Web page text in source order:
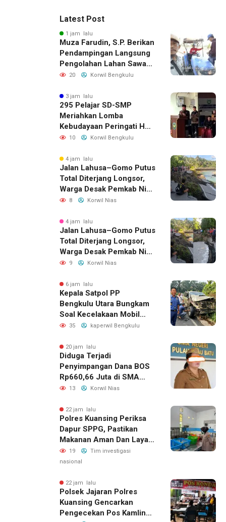
Latest Post
1 jam lalu
Muza Farudin, S.P. Berikan
Pendampingan Langsung
Pengolahan Lahan Sawah
di Seginim
20 Korwil Bengkulu
3 jam lalu
295 Pelajar SD-SMP
Meriahkan Lomba
Kebudayaan Peringati HUT
RI Ke-81 di Bengkulu
10 Korwil Bengkulu
4 jam lalu
Jalan Lahusa–Gomo Putus
Total Diterjang Longsor,
Warga Desak Pemkab Nias
Selatan Bergerak Cepat
8 Korwil Nias
4 jam lalu
Jalan Lahusa–Gomo Putus
Total Diterjang Longsor,
Warga Desak Pemkab Nias
Selatan Bergerak Cepat
9 Korwil Nias
6 jam lalu
Kepala Satpol PP
Bengkulu Utara Bungkam
Soal Kecelakaan Mobil
Dinas yang Dikemudikan
35 kaperwil Bengkulu
20 jam lalu
Diduga Terjadi
Penyimpangan Dana BOS
Rp660,66 Juta di SMA
Negeri 1 Pulau-Pulau
Belanja Bernilai Besar Jadi
Sorotan; LSM GEMPUR
Siapkan Laporan ke
Kejaksaan
13 Korwil Nias
22 jam lalu
Polres Kuansing Periksa
Dapur SPPG, Pastikan
Makanan Aman Dan Layak
Dikonsumsi
19
Tim investigasi
nasional
22 jam lalu
Polsek Jajaran Polres
Kuansing Gencarkan
Pengecekan Pos Kamling,